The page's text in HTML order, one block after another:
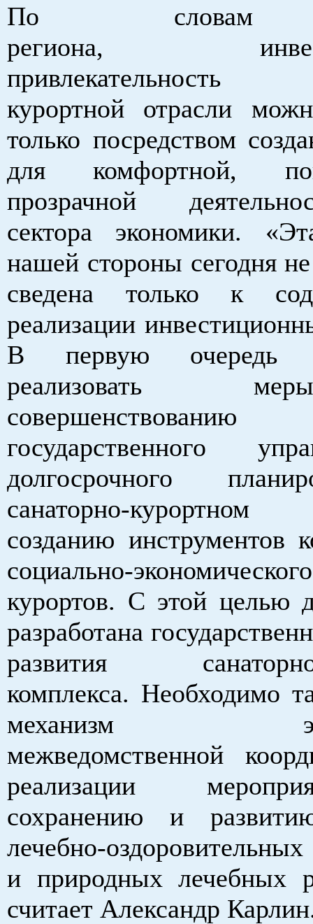
По словам
региона,
привлекательность
курортной отрасли
только посредством
для комфортной,
прозрачной
сектора экономики.
нашей стороны сегодня
сведена только к
реализации
В первую очередь
реализовать
государственного
долгосрочного
санаторно-курортном
созданию инструментов
социально-
курортов. С этой целью
разработана
развития санаторно-
комплекса. Необходимо
механизм
межведомственной
реализации
сохранению и
лечебно-
и природных лечебных
считает Александр